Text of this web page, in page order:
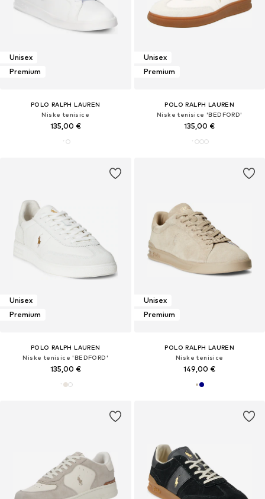
Unisex
Premium
POLO RALPH LAUREN
Niske tenisice
135,00 €
Unisex
Premium
POLO RALPH LAUREN
Niske tenisice 'BEDFORD'
135,00 €
Unisex
Premium
POLO RALPH LAUREN
Niske tenisice 'BEDFORD'
135,00 €
Unisex
Premium
POLO RALPH LAUREN
Niske tenisice
149,00 €